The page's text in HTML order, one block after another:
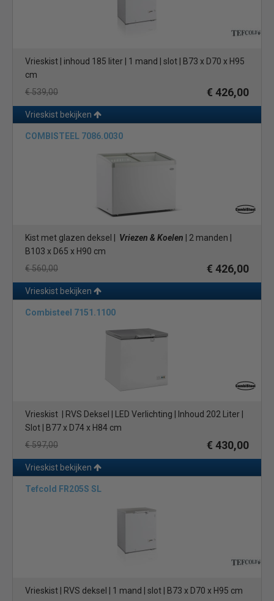
Vrieskist | inhoud 185 liter | 1 mand | slot | B73 x D70 x H95
cm
€ 539,00
€ 426,00
Vrieskist bekijken
COMBISTEEL 7086.0030
Kist met glazen deksel | Vriezen & Koelen | 2 manden |
B103 x D65 x H90 cm
€ 560,00
€ 426,00
Vrieskist bekijken
Combisteel 7151.1100
Vrieskist | RVS Deksel | LED Verlichting | Inhoud 202 Liter |
Slot | B77 x D74 x H84 cm
€ 597,00
€ 430,00
Vrieskist bekijken
Tefcold FR205S SL
Vrieskist | RVS deksel | 1 mand | slot | B73 x D70 x H95 cm